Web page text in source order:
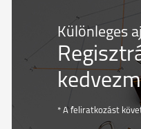
Különleges
* A feliratkozást